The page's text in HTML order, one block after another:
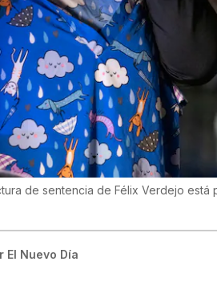
de sentencia de Félix Verdejo está
El Nuevo Día